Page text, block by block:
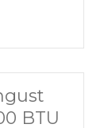
BTU